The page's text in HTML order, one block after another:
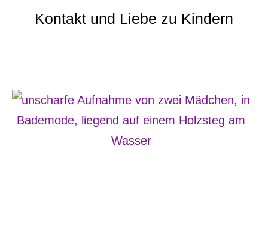
Kontakt und Liebe zu Kindern